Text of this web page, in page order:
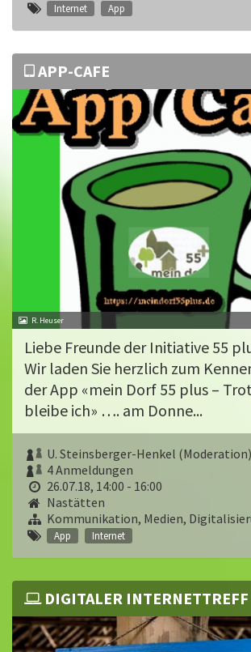
Internet App
APP-CAFE
R. Heuser
Liebe Freunde der Initiative 55
Wir laden Sie herzlich zum
der App «mein Dorf 55 plus –
bleibe ich» …. am Donne...
U. Steinsberger-Henkel (Moderation)
4 Anmeldungen
26.07.18, 14:00 - 16:00
Nastätten
Kommunikation, Medien,
App Internet
DIGITALER INTERNETTREFF